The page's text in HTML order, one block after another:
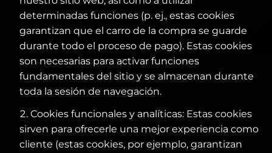
determinadas funciones (p. ej., estas cookies
garantizan que el carro de la compra se guarde
durante todo el proceso de pago). Estas cookies
son necesarias para activar funciones
fundamentales del sitio y se almacenan durante
toda la sesión de navegación.
Cookies funcionales y analíticas: Estas cookies
sirven para ofrecerle una mejor experiencia como
cliente (estas cookies, por ejemplo, garantizan